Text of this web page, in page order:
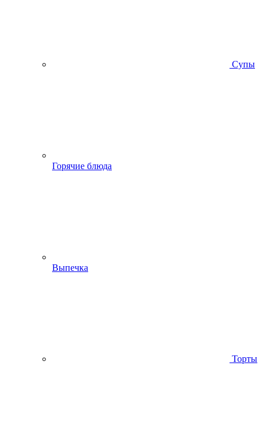
Супы
Горячие блюда
Выпечка
Торты